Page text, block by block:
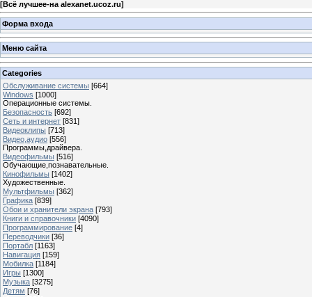
[Всё лучшее-на alexanet.ucoz.ru]
Форма входа
Меню сайта
Categories
Обслуживание системы [664]
Windows [1000]
Операционные системы.
Безопасность [692]
Сеть и интернет [831]
Видеоклипы [713]
Видео,аудио [556]
Программы,драйвера.
Видеофильмы [516]
Обучающие,познавательные.
Кинофильмы [1402]
Художественные.
Мультфильмы [362]
Графика [839]
Обои и хранители экрана [793]
Книги и справочники [4090]
Программирование [4]
Переводчики [36]
Портабл [1163]
Навигация [159]
Мобилка [1184]
Игры [1300]
Музыка [3275]
Детям [76]